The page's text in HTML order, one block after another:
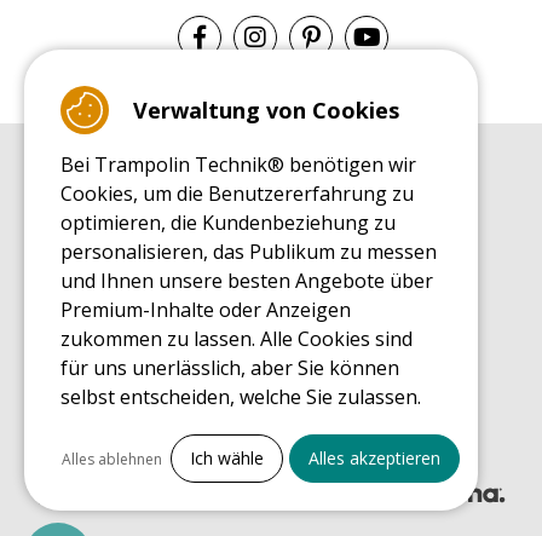
EINKAUFSRATGEBER
Einkaufsratgeber
MONTAGE RATGEBER
Montagehinweise für ein Freizeit Trampolin
PFLEGERATGEBER
Pflegeratgeber für Ihr Freizeit Trampolin
ENDECKUNGSTOUR
Was Sie über Freizeit Trampoline wissen sollten
EINKAUFSRATGEBER FÜR ERSATZTEILE
Verwaltung von Cookies
Bei Trampolin Technik® benötigen wir
Cookies, um die Benutzererfahrung zu
optimieren, die Kundenbeziehung zu
personalisieren, das Publikum zu messen
und Ihnen unsere besten Angebote über
Premium-Inhalte oder Anzeigen
zukommen zu lassen. Alle Cookies sind
für uns unerlässlich, aber Sie können
selbst entscheiden, welche Sie zulassen.
Alles ankreuzen
Notwendige Cookies
Alles ablehnen Ich wähle Alles akzeptieren